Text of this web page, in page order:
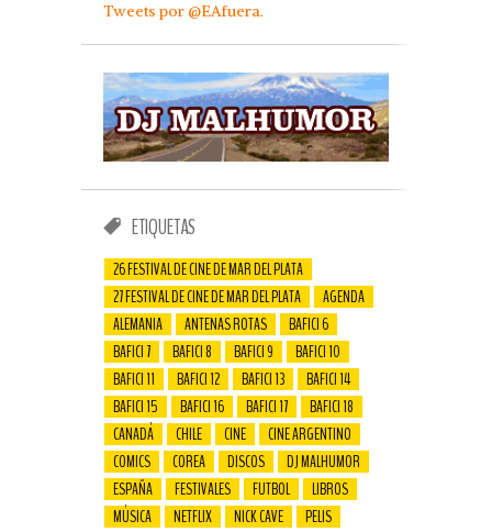
Tweets por @EAfuera.
ETIQUETAS
26 FESTIVAL DE CINE DE MAR DEL PLATA
27 FESTIVAL DE CINE DE MAR DEL PLATA
AGENDA
ALEMANIA
ANTENAS ROTAS
BAFICI 6
BAFICI 7
BAFICI 8 BAFICI 9
BAFICI 10
BAFICI 11
BAFICI 12 BAFICI 13
BAFICI 14
BAFICI 15
BAFICI 16 BAFICI 17
BAFICI 18
CANADÁ
CHILE CINE
CINE ARGENTINO
COMICS
COREA DISCOS
DJ MALHUMOR
ESPAÑA
FESTIVALES FUTBOL
LIBROS
MÚSICA
NETFLIX NICK CAVE
PELIS